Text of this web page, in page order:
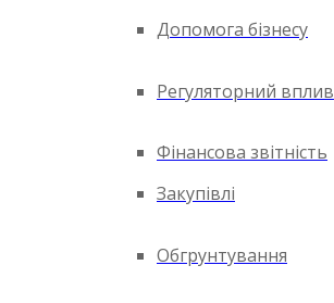
Допомога бізнесу
Регуляторний вплив
Фінансова звітність
Закупівлі
Обгрунтування